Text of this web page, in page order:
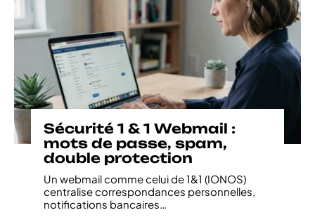
Sécurité 1 & 1 Webmail :
mots de passe, spam,
double protection
Un webmail comme celui de 1&1 (IONOS)
centralise correspondances personnelles,
notifications bancaires